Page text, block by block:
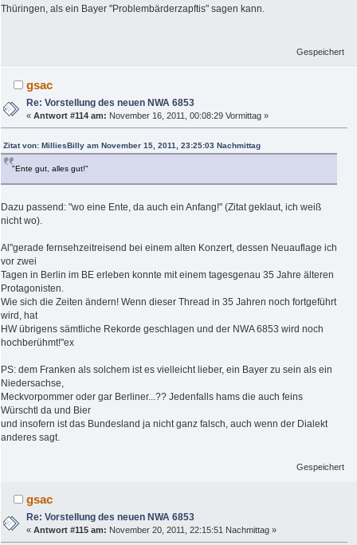
Thüringen, als ein Bayer "Problembärderzapftis" sagen kann.
Gespeichert
gsac
Re: Vorstellung des neuen NWA 6853
«Antwort #114 am: November 16, 2011, 00:08:29 Vormittag »
Zitat von: MilliesBilly am November 15, 2011, 23:25:03 Nachmittag
"Ente gut, alles gut!"
Dazu passend: "wo eine Ente, da auch ein Anfang!" (Zitat geklaut, ich weiß
nicht wo).
Al"gerade fernsehzeitreisend bei einem alten Konzert, dessen Neuauflage ich
vor zwei
Tagen in Berlin im BE erleben konnte mit einem tagesgenau 35 Jahre älteren
Protagonisten.
Wie sich die Zeiten ändern! Wenn dieser Thread in 35 Jahren noch fortgeführt
wird, hat
HW übrigens sämtliche Rekorde geschlagen und der NWA 6853 wird noch
hochberühmt!"ex
PS: dem Franken als solchem ist es vielleicht lieber, ein Bayer zu sein als ein
Niedersachse,
Meckvorpommer oder gar Berliner...?? Jedenfalls hams die auch feins
Würschtl da und Bier
und insofern ist das Bundesland ja nicht ganz falsch, auch wenn der Dialekt
anderes sagt.
Gespeichert
gsac
Re: Vorstellung des neuen NWA 6853
«Antwort #115 am: November 20, 2011, 22:15:51 Nachmittag »